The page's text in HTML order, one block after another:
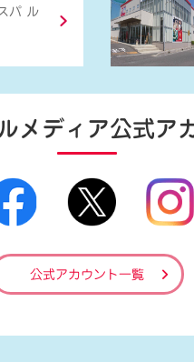
パ ル
メディア公式ア
公式アカウント一覧